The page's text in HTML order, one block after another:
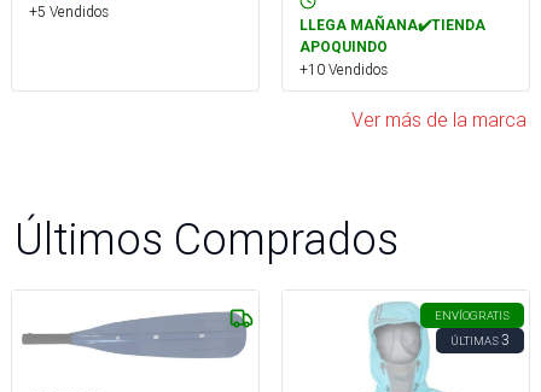
+5 Vendidos
LLEGA MAÑANA✔️TIENDA
APOQUINDO
+10 Vendidos
Ver más de la marca
Últimos Comprados
ENVÍOGRATIS
ÚLTIMAS3